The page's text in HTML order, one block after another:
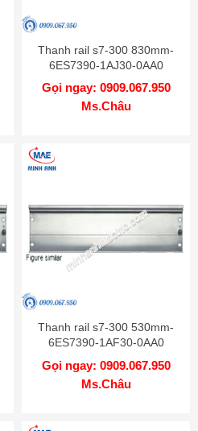
Thanh rail s7-300 830mm-
6ES7390-1AJ30-0AA0
Gọi ngay: 0909.067.950
Ms.Châu
Thanh rail s7-300 530mm-
6ES7390-1AF30-0AA0
Gọi ngay: 0909.067.950
Ms.Châu